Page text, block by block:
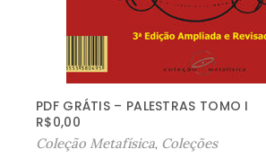
PDF GRÁTIS – PALESTRAS TOMO I
R$0,00
Coleção Metafísica, Coleções